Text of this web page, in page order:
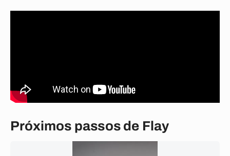
Próximos passos de Flay